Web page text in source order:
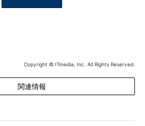
Copyright © ITmedia, Inc. All Rights Reserved.
関連情報